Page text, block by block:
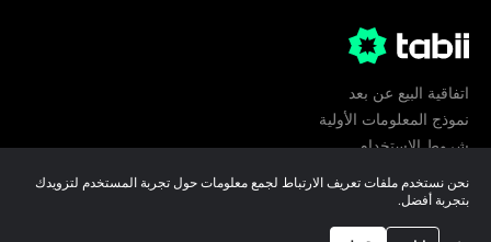
اتفاقية البيع عن بعد
نموذج المعلومات الأولية
شروط الإستخدام
تفضيلات ملفات تعريف الارتباط
نحن نستخدم ملفات تعريف الارتباط لجمع معلومات حول تجربة المستخدم لتزويدك
بتجربة أفضل.